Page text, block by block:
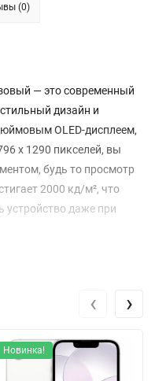
(0)
— это современный
дизайн и
OLED-дисплеем,
x 1290 пикселей, вы
будь то просмотр
2000 кд/м², что
устройство даже при
самые
удобным в
Новинка!
‹ ›